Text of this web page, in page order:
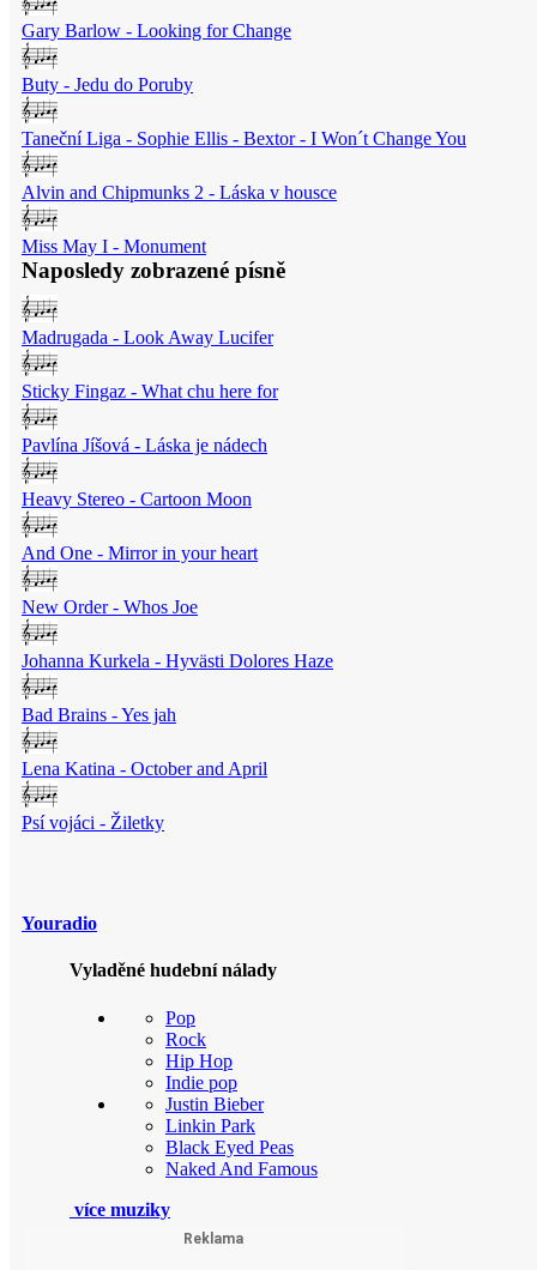
Gary Barlow - Looking for Change
Buty - Jedu do Poruby
Taneční Liga - Sophie Ellis - Bextor - I Won´t Change You
Alvin and Chipmunks 2 - Láska v housce
Miss May I - Monument
Naposledy zobrazené písně
Madrugada - Look Away Lucifer
Sticky Fingaz - What chu here for
Pavlína Jíšová - Láska je nádech
Heavy Stereo - Cartoon Moon
And One - Mirror in your heart
New Order - Whos Joe
Johanna Kurkela - Hyvästi Dolores Haze
Bad Brains - Yes jah
Lena Katina - October and April
Psí vojáci - Žiletky
Youradio
Vyladěné hudební nálady
Pop
Rock
Hip Hop
Indie pop
Justin Bieber
Linkin Park
Black Eyed Peas
Naked And Famous
více muziky